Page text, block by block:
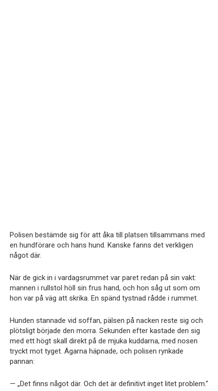
Polisen bestämde sig för att åka till platsen tillsammans med
en hundförare och hans hund. Kanske fanns det verkligen
något där.
När de gick in i vardagsrummet var paret redan på sin vakt:
mannen i rullstol höll sin frus hand, och hon såg ut som om
hon var på väg att skrika. En spänd tystnad rådde i rummet.
Hunden stannade vid soffan, pälsen på nacken reste sig och
plötsligt började den morra. Sekunden efter kastade den sig
med ett högt skall direkt på de mjuka kuddarna, med nosen
tryckt mot tyget. Ägarna häpnade, och polisen rynkade
pannan:
— „Det finns något där. Och det är definitivt inget litet problem.”